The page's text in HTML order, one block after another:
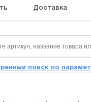
Доставка
поиск по